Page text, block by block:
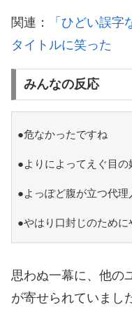
関連：
「ひどい誤
タイトルに笑った
みんなの反応
●危なかったですね
●よりによってえぐ目
●よっぽど腹が立つ代理
●やはり口封じのために
思わぬ一幕に、他の
が寄せられていまし